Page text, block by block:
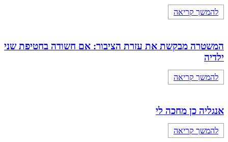
להמשך קריאה
המשטרה מבקשת את עזרת הציבור: אם חשודה בחטיפת שני
ילדיה
להמשך קריאה
אנגליה כן מחכה לי
להמשך קריאה